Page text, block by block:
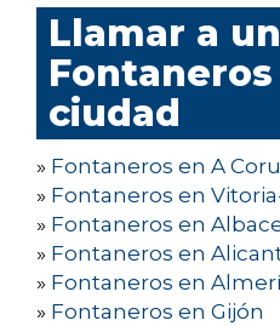
Llamar a un
ciudad
» Fontaneros en A
» Fontaneros en
» Fontaneros en
» Fontaneros en
» Fontaneros en
» Fontaneros en Gijón